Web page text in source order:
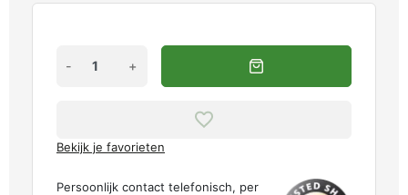
- +
Bekijk je favorieten
Persoonlijk contact telefonisch, per